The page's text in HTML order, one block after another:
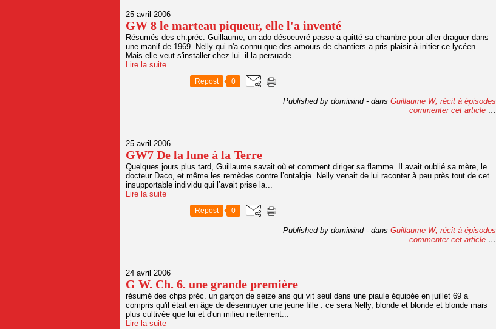
25 avril 2006
GW 8 le marteau piqueur, elle l'a inventé
Résumés des ch.préc. Guillaume, un ado désoeuvré passe a quitté sa chambre pour aller draguer dans
une manif de 1969. Nelly qui n'a connu que des amours de chantiers a pris plaisir à initier ce lycéen.
Mais elle veut s'installer chez lui. il la persuade...
Lire la suite
Repost 0
Published by domiwind - dans Guillaume W, récit à épisodes
commenter cet article …
25 avril 2006
GW7 De la lune à la Terre
Quelques jours plus tard, Guillaume savait où et comment diriger sa flamme. Il avait oublié sa mère, le
docteur Daco, et même les remèdes contre l’ontalgie. Nelly venait de lui raconter à peu près tout de cet
insupportable individu qui l’avait prise la...
Lire la suite
Repost 0
Published by domiwind - dans Guillaume W, récit à épisodes
commenter cet article …
24 avril 2006
G W. Ch. 6. une grande première
résumé des chps préc. un garçon de seize ans qui vit seul dans une piaule équipée en juillet 69 a
compris qu'il était en âge de désennuyer une jeune fille : ce sera Nelly, blonde et blonde et blonde mais
plus cultivée que lui et d'un milieu nettement...
Lire la suite